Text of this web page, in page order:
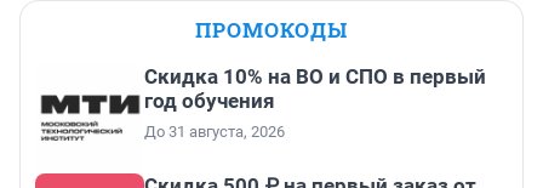
ПРОМОКОДЫ
Скидка 10% на ВО и СПО в первый
год обучения
До 31 августа, 2026